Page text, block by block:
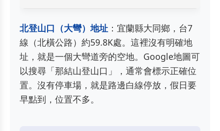
北登山口（大彎）地址 ：宜蘭縣大同鄉，台7
線（北橫公路）約59.8K處。這裡沒有明確地
址，就是一個大彎道旁的空地。Google地圖可
以搜尋「那結山登山口」，通常會標示正確位
置。沒有停車場，就是路邊白線停放，假日要
早點到，位置不多。